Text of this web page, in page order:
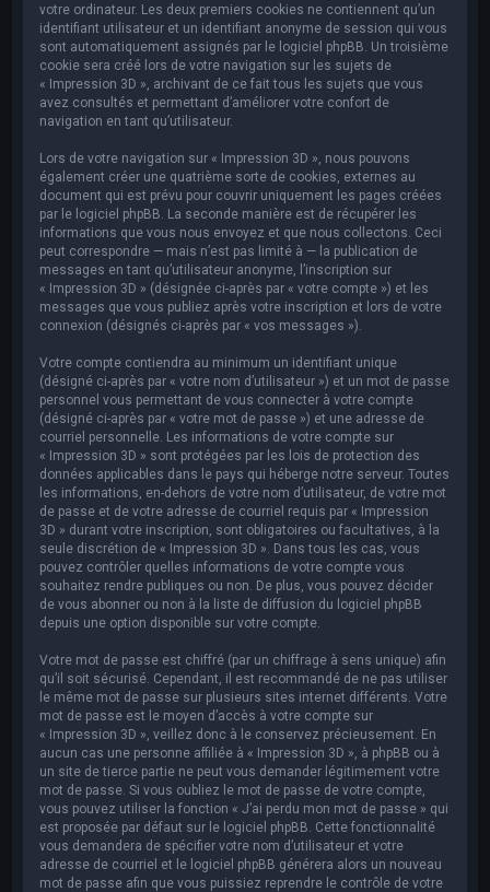
votre ordinateur. Les deux premiers cookies ne contiennent qu’un
identifiant utilisateur et un identifiant anonyme de session qui vous
sont automatiquement assignés par le logiciel phpBB. Un troisième
cookie sera créé lors de votre navigation sur les sujets de
« Impression 3D », archivant de ce fait tous les sujets que vous
avez consultés et permettant d’améliorer votre confort de
navigation en tant qu’utilisateur.
Lors de votre navigation sur « Impression 3D », nous pouvons
également créer une quatrième sorte de cookies, externes au
document qui est prévu pour couvrir uniquement les pages créées
par le logiciel phpBB. La seconde manière est de récupérer les
informations que vous nous envoyez et que nous collectons. Ceci
peut correspondre — mais n’est pas limité à — la publication de
messages en tant qu’utilisateur anonyme, l’inscription sur
« Impression 3D » (désignée ci-après par « votre compte ») et les
messages que vous publiez après votre inscription et lors de votre
connexion (désignés ci-après par « vos messages »).
Votre compte contiendra au minimum un identifiant unique
(désigné ci-après par « votre nom d’utilisateur ») et un mot de passe
personnel vous permettant de vous connecter à votre compte
(désigné ci-après par « votre mot de passe ») et une adresse de
courriel personnelle. Les informations de votre compte sur
« Impression 3D » sont protégées par les lois de protection des
données applicables dans le pays qui héberge notre serveur. Toutes
les informations, en-dehors de votre nom d’utilisateur, de votre mot
de passe et de votre adresse de courriel requis par « Impression
3D » durant votre inscription, sont obligatoires ou facultatives, à la
seule discrétion de « Impression 3D ». Dans tous les cas, vous
pouvez contrôler quelles informations de votre compte vous
souhaitez rendre publiques ou non. De plus, vous pouvez décider
de vous abonner ou non à la liste de diffusion du logiciel phpBB
depuis une option disponible sur votre compte.
Votre mot de passe est chiffré (par un chiffrage à sens unique) afin
qu’il soit sécurisé. Cependant, il est recommandé de ne pas utiliser
le même mot de passe sur plusieurs sites internet différents. Votre
mot de passe est le moyen d’accès à votre compte sur
« Impression 3D », veillez donc à le conservez précieusement. En
aucun cas une personne affiliée à « Impression 3D », à phpBB ou à
un site de tierce partie ne peut vous demander légitimement votre
mot de passe. Si vous oubliez le mot de passe de votre compte,
vous pouvez utiliser la fonction « J’ai perdu mon mot de passe » qui
est proposée par défaut sur le logiciel phpBB. Cette fonctionnalité
vous demandera de spécifier votre nom d’utilisateur et votre
adresse de courriel et le logiciel phpBB générera alors un nouveau
mot de passe afin que vous puissiez reprendre le contrôle de votre